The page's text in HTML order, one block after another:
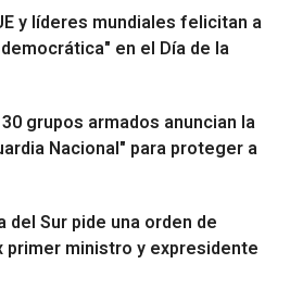
y líderes mundiales felicitan a
en el Día de la
grupos armados anuncian la
Nacional" para proteger a
del Sur pide una orden de
ministro y expresidente